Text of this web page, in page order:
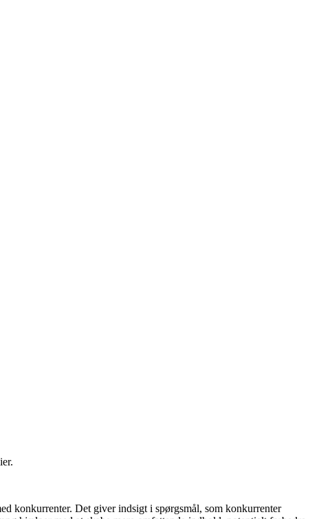
konkurrenter. Det giver indsigt i spørgsmål, som konkurrenter